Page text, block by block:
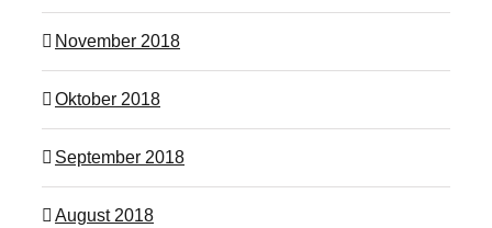
November 2018
Oktober 2018
September 2018
August 2018